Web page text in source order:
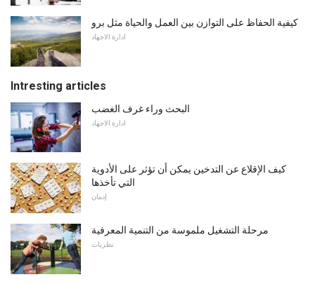
كيفية الحفاظ على التوازن بين العمل والحياة مثل برو
ادارة الاجهاد
Intresting articles
البحث وراء غرف الغضب
ادارة الاجهاد
كيف الإقلاع عن التدخين يمكن أن تؤثر على الأدوية
التي تأخذها
إدمان
مرحلة التشغيل ملموسة من التنمية المعرفية
نظريات